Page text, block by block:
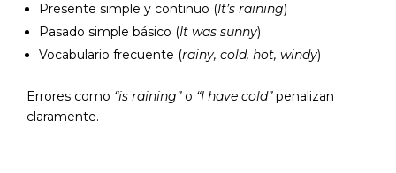
Presente simple y continuo (It’s raining)
Pasado simple básico (It was sunny)
Vocabulario frecuente (rainy, cold, hot, windy)
Errores como “is raining”o “I have cold”penalizan
claramente.